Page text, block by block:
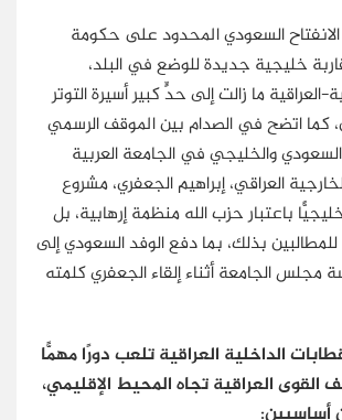
الانفتاح السعودي المحدود على حكومة
خليجية جديدة للوضع في البلد،
العراقية ما زالت إلى حدٍّ كبير أسيرة التوتر
كما اتضح في الصدام بين الموقف الرسمي
والخليجي في الجامعة العربية
العراقي، إبراهيم الجعفري، مشروع
باعتبار حزب الله منظمة إرهابية، بل
بذلك، بما دفع الوفد السعودي إلى
الجامعة أثناء إلقاء الجعفري كلمته
الداخلية العراقية تلعب دورًا مهمًّا
العراقية تجاه المحيط الإقليمي،